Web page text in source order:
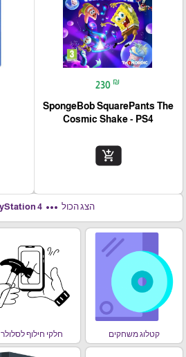
230 ₪
SpongeBob SquarePants The
Cosmic Shake - PS4
add_shopping_cart
הצג הכול more_horiz
קטלוג משחקים חלקי חילוף לסלולר